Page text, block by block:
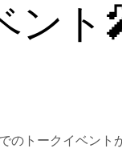
ント
のトークイベント